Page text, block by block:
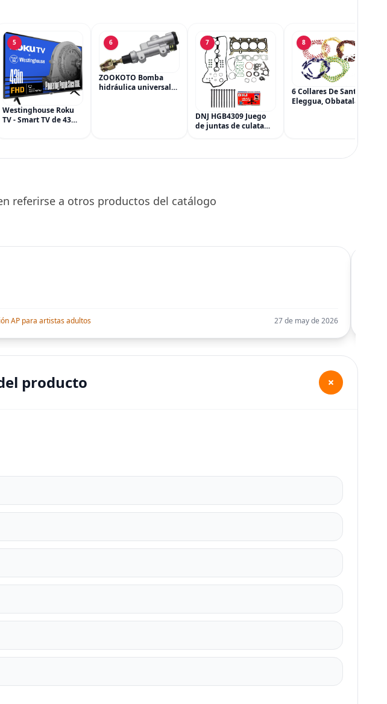
5
Westinghouse Roku
TV - Smart TV de 43
aplicación móvil,
6
ZOOKOTO Bomba
hidráulica universal
7
DNJ HGB4309 Juego
de juntas de culata
8
6 Collares De Santeria,
Eleggua, Obbatala,
referirse a otros productos del catálogo
AP para artistas adultos 27 de may de 2026
producto +